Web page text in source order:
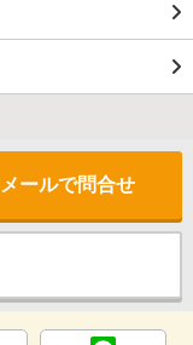
メールで問合せ